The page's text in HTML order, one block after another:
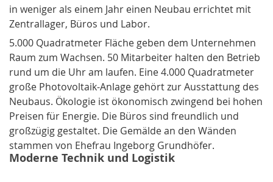
in weniger als einem Jahr einen Neubau errichtet mit
Zentrallager, Büros und Labor.
5.000 Quadratmeter Fläche geben dem Unternehmen
Raum zum Wachsen. 50 Mitarbeiter halten den Betrieb
rund um die Uhr am laufen. Eine 4.000 Quadratmeter
große Photovoltaik-Anlage gehört zur Ausstattung des
Neubaus. Ökologie ist ökonomisch zwingend bei hohen
Preisen für Energie. Die Büros sind freundlich und
großzügig gestaltet. Die Gemälde an den Wänden
stammen von Ehefrau Ingeborg Grundhöfer.
Moderne Technik und Logistik